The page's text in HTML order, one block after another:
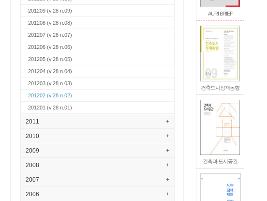
AURI BRIEF
건축도시정책동향
건축과 도시공간
201209 (v.28 n.09)
201208 (v.28 n.08)
201207 (v.28 n.07)
201206 (v.28 n.06)
201205 (v.28 n.05)
201204 (v.28 n.04)
201203 (v.28 n.03)
201202 (v.28 n.02)
201201 (v.28 n.01)
2011 +
2010 +
2009 +
2008 +
2007 +
2006 +